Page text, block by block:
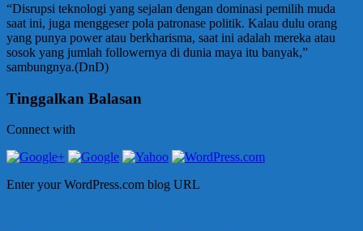
“Disrupsi teknologi yang sejalan dengan dominasi pemilih muda
saat ini, juga menggeser pola patronase politik. Kalau dulu orang
yang punya power atau berkharisma, saat ini adalah mereka atau
sosok yang jumlah followernya di dunia maya itu banyak,”
sambungnya.(DnD)
Tinggalkan Balasan
Connect with
Enter your WordPress.com blog URL